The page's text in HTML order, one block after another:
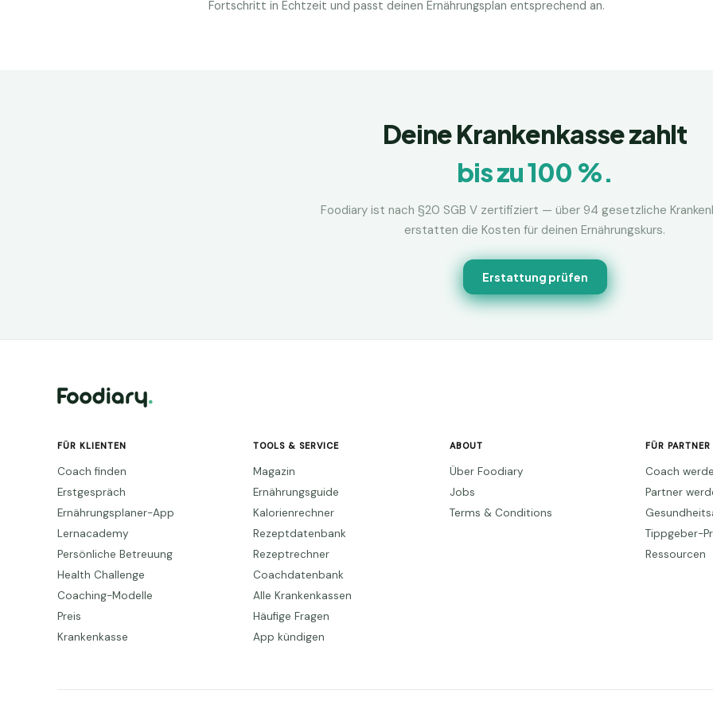
Fortschritt in Echtzeit und passt deinen Ernährungsplan entsprechend an.
Deine Krankenkasse zahlt
bis zu 100 %.
Foodiary ist nach §20 SGB V zertifiziert — über 94 gesetzliche
erstatten die Kosten für deinen Ernährungskurs.
Erstattung prüfen
FÜR KLIENTEN
Coach finden
Erstgespräch
Ernährungsplaner-App
Lernacademy
Persönliche Betreuung
Health Challenge
Coaching-Modelle
Preis
Krankenkasse
TOOLS & SERVICE
Magazin
Ernährungsguide
Kalorienrechner
Rezeptdatenbank
Rezeptrechner
Coachdatenbank
Alle Krankenkassen
Häufige Fragen
App kündigen
ABOUT
Über Foodiary
Jobs
Terms & Conditions
FÜR PARTNER
Coach
Partner
Tippgeber-
Ressourcen